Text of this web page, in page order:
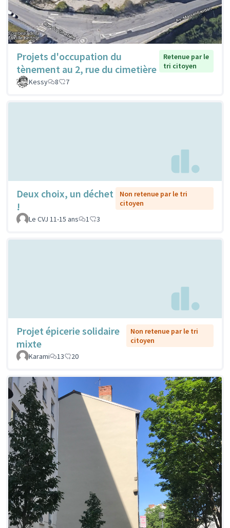
Projets d'occupation du
tènement au 2, rue du cimetière
Retenue par le
tri citoyen
Kessy
8 7
Deux choix, un déchet
!
Non retenue par le tri
citoyen
Le CVJ 11-15 ans
1 3
Projet épicerie solidaire
mixte
Non retenue par le tri
citoyen
Karami
13 20